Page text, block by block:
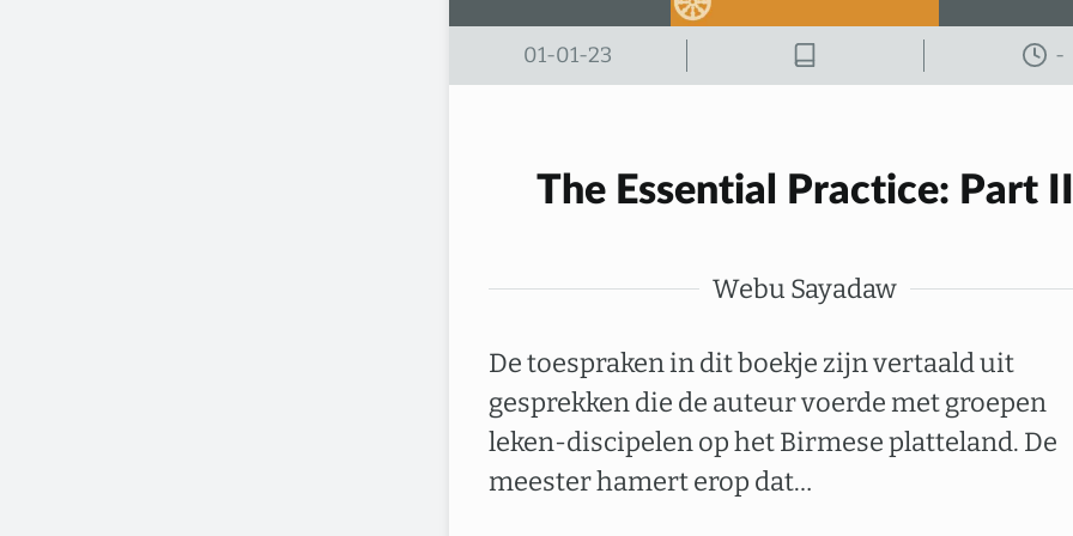
01-01-23 -
The Essential Practice: Part II
Webu Sayadaw
De toespraken in dit boekje zijn vertaald uit
gesprekken die de auteur voerde met groepen
leken-discipelen op het Birmese platteland. De
meester hamert erop dat…